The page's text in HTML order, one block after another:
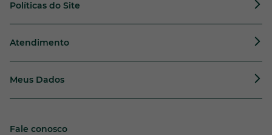
Políticas do Site
Atendimento
Meus Dados
Fale conosco